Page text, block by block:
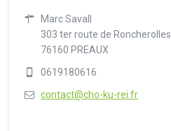
Marc Savall
303 ter route de Roncherolles
76160 PREAUX
0619180616
contact@cho-ku-rei.fr